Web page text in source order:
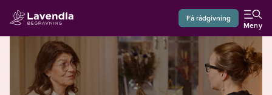
Få rådgivning
Meny